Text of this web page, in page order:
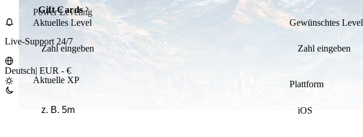
Gift Cards
Live-Support 24/7
Deutsch| EUR - €
Power Leveling
Aktuelles Level
Gewünschtes Level
Aktuelle XP Plattform
iOS